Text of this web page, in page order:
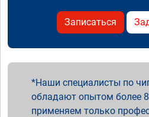
Записаться
Наши специалисты по
обладают опытом более
применяем только